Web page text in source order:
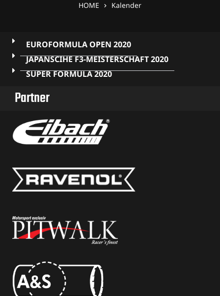
HOME Kalender
EUROFORMULA OPEN 2020
JAPANSCIHE F3-MEISTERSCHAFT 2020
SUPER FORMULA 2020
Partner